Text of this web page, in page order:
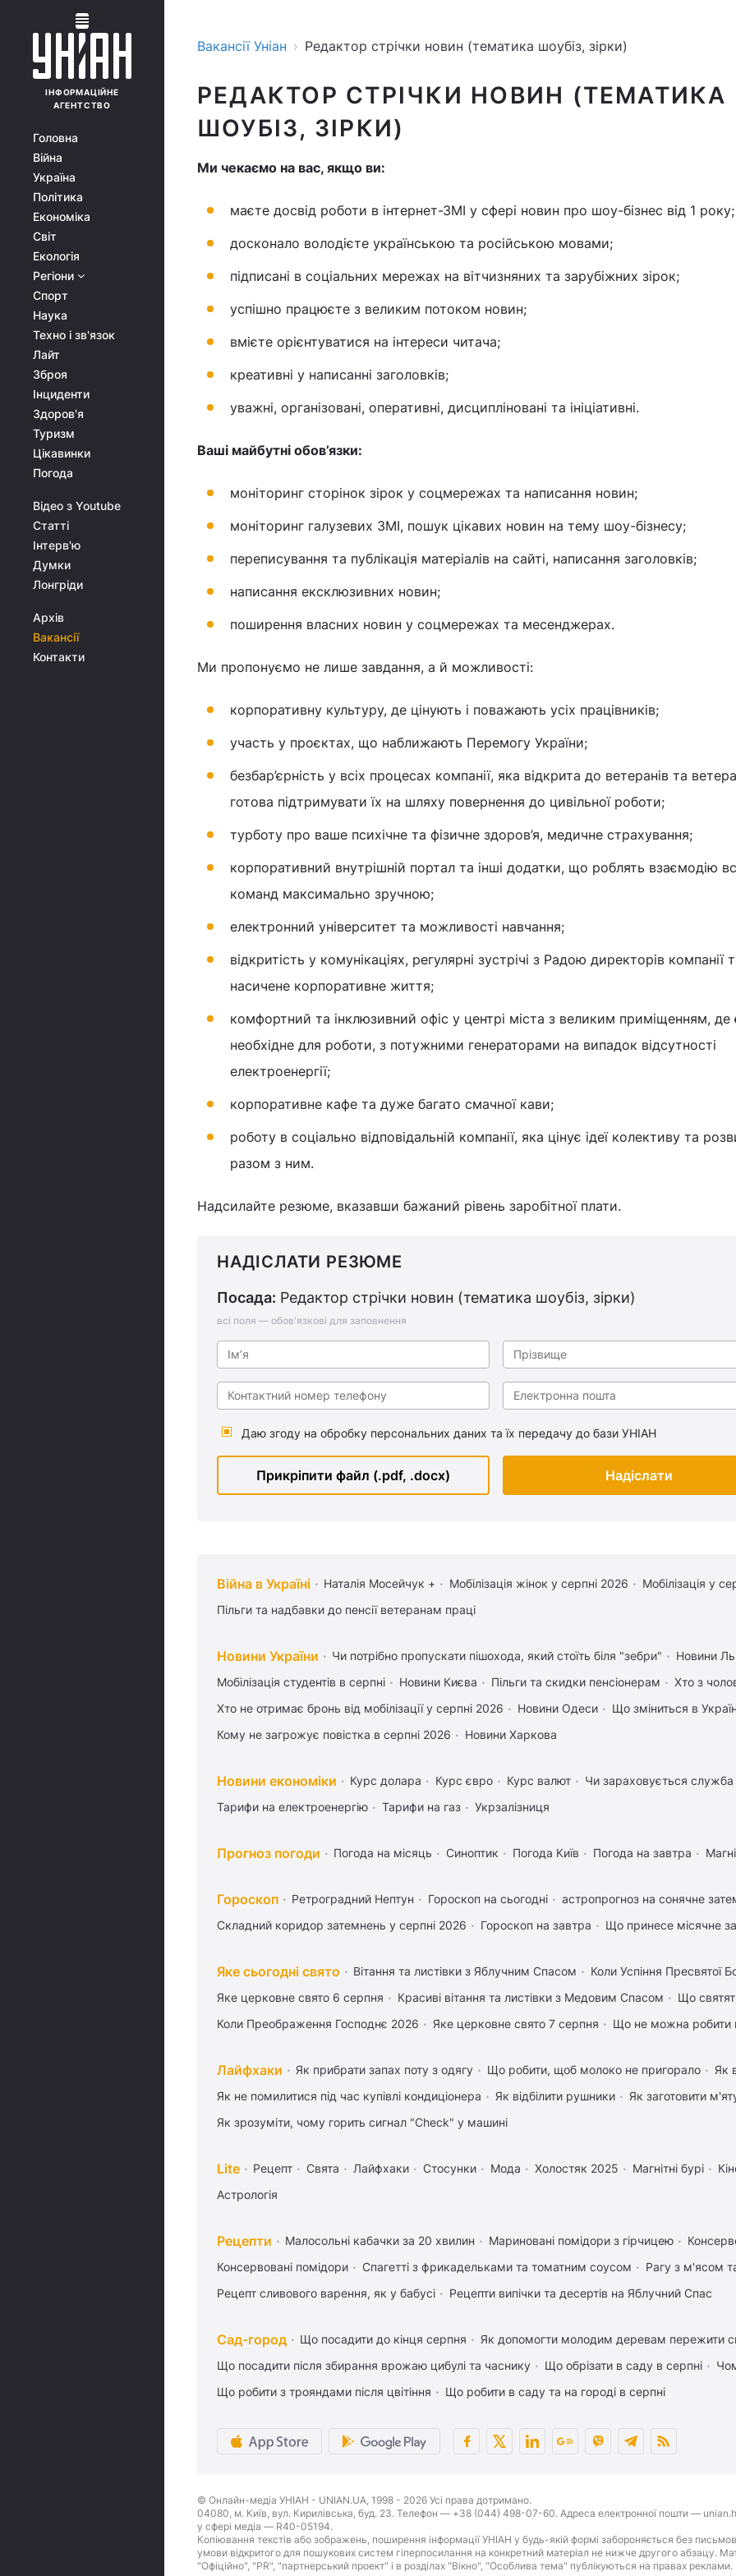
ІНФОРМАЦІЙНЕ
АГЕНТСТВО
Головна
Війна
Україна
Політика
Економіка
Світ
Екологія
Регіони
Спорт
Наука
Техно і зв'язок
Лайт
Зброя
Інциденти
Здоров'я
Туризм
Цікавинки
Погода
Відео з Youtube
Статті
Інтерв'ю
Думки
Лонгріди
Архів
Вакансії
Контакти
Вакансії Уніан › Редактор стрічки новин (тематика шоубіз, зірки)
РЕДАКТОР СТРІЧКИ НОВИН (ТЕМАТИКА
ШОУБІЗ, ЗІРКИ)
Ми чекаємо на вас, якщо ви:
маєте досвід роботи в інтернет-ЗМІ у сфері новин про шоу-бізнес від 1 року;
досконало володієте українською та російською мовами;
підписані в соціальних мережах на вітчизняних та зарубіжних зірок;
успішно працюєте з великим потоком новин;
вмієте орієнтуватися на інтереси читача;
креативні у написанні заголовків;
уважні, організовані, оперативні, дисципліновані та ініціативні.
Ваші майбутні обов’язки:
моніторинг сторінок зірок у соцмережах та написання новин;
моніторинг галузевих ЗМІ, пошук цікавих новин на тему шоу-бізнесу;
переписування та публікація матеріалів на сайті, написання заголовків;
написання ексклюзивних новин;
поширення власних новин у соцмережах та месенджерах.
Ми пропонуємо не лише завдання, а й можливості:
корпоративну культуру, де цінують і поважають усіх працівників;
участь у проєктах, що наближають Перемогу України;
безбар’єрність у всіх процесах компанії, яка відкрита до ветеранів та
готова підтримувати їх на шляху повернення до цивільної роботи;
турботу про ваше психічне та фізичне здоров’я, медичне страхування;
корпоративний внутрішній портал та інші додатки, що роблять взаємодію
команд максимально зручною;
електронний університет та можливості навчання;
відкритість у комунікаціях, регулярні зустрічі з Радою директорів компанії
насичене корпоративне життя;
комфортний та інклюзивний офіс у центрі міста з великим приміщенням, де
необхідне для роботи, з потужними генераторами на випадок відсутності
електроенергії;
корпоративне кафе та дуже багато смачної кави;
роботу в соціально відповідальній компанії, яка цінує ідеї колективу та
разом з ним.
Надсилайте резюме, вказавши бажаний рівень заробітної плати.
НАДІСЛАТИ РЕЗЮМЕ
Посада: Редактор стрічки новин (тематика шоубіз, зірки)
всі поля — обов'язкові для заповнення
Даю згоду на обробку персональних даних та їх передачу до бази УНІАН
Прикріпити файл (.pdf, .docx) Надіслати
Війна в Україні Наталія Мосейчук + Мобілізація жінок у серпні 2026
Мобілізація у
Пільги та надбавки до пенсії ветеранам праці
Новини України Чи потрібно пропускати пішохода, який стоїть біля "зебри" Новини
Мобілізація студентів в серпні
Новини Києва Пільги та скидки пенсіонерам
Хто з
Хто не отримає бронь від мобілізації у серпні 2026
Новини Одеси Що зміниться в
Кому не загрожує повістка в серпні 2026
Новини Харкова
Новини економіки Курс долара Курс євро Курс валют Чи зараховується
Тарифи на електроенергію
Тарифи на газ Укрзалізниця
Прогноз погоди Погода на місяць Синоптик Погода Київ Погода на завтра
Гороскоп Ретроградний Нептун Гороскоп на сьогодні
астропрогноз на сонячне
Складний коридор затемнень у серпні 2026
Гороскоп на завтра Що принесе місячне
Яке сьогодні свято Вітання та листівки з Яблучним Спасом Коли Успіння Пресвятої
Яке церковне свято 6 серпня
Красиві вітання та листівки з Медовим Спасом
Що
Коли Преображення Господнє 2026
Яке церковне свято 7 серпня Що не можна робити
Лайфхаки Як прибрати запах поту з одягу Що робити, щоб молоко не пригорало
Як
Як не помилитися під час купівлі кондиціонера
Як відбілити рушники
Як заготовити
Як зрозуміти, чому горить сигнал "Check" у машині
Lite Рецепт Свята Лайфхаки Стосунки Мода Холостяк 2025 Магнітні бурі
Астрологія
Рецепти Малосольні кабачки за 20 хвилин Мариновані помідори з гірчицею
Консервовані помідори
Спагетті з фрикадельками та томатним соусом Рагу з м'ясом
Рецепт сливового варення, як у бабусі
Рецепти випічки та десертів на Яблучний Спас
Сад-город Що посадити до кінця серпня
Як допомогти молодим деревам пережити
Що посадити після збирання врожаю цибулі та часнику
Що обрізати в саду в серпні
Що робити з трояндами після цвітіння
Що робити в саду та на городі в серпні
© Онлайн-медіа УНІАН - UNIAN.UA, 1998 - 2026 Усі права дотримано.
04080, м. Київ, вул. Кирилівська, буд. 23. Телефон — +38 (044) 498-07-60. Адреса електронної пошти —
у сфері медіа — R40-05194.
Копіювання текстів або зображень, поширення інформації УНІАН у будь-якій формі забороняється без
умови відкритого для пошукових систем гіперпосилання на конкретний матеріал не нижче другого абзацу.
"Офіційно", "PR", "партнерський проект" і в розділах "Вікно", "Особлива тема" публікуються на правах реклами.